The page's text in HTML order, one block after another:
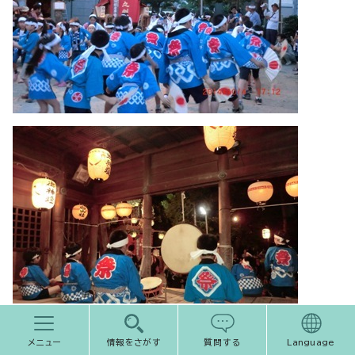
メニュー 情報をさがす 質問する Language